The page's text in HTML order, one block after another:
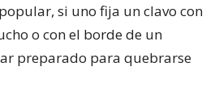
si uno fija un clavo con
o con el borde de un
preparado para quebrarse